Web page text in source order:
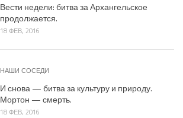
Вести недели: битва за Архангельское
продолжается.
18 ФЕВ, 2016
НАШИ СОСЕДИ
И снова — битва за культуру и природу.
Мортон — смерть.
18 ФЕВ, 2016